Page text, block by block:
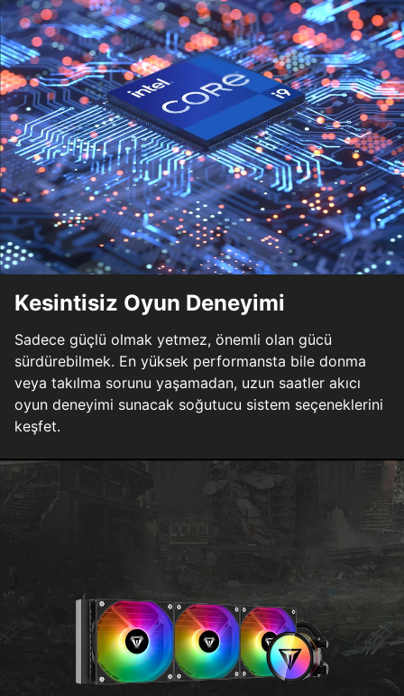
Kesintisiz Oyun Deneyimi
Sadece güçlü olmak yetmez, önemli olan gücü
sürdürebilmek. En yüksek performansta bile donma
veya takılma sorunu yaşamadan, uzun saatler akıcı
oyun deneyimi sunacak soğutucu sistem seçeneklerini
keşfet.